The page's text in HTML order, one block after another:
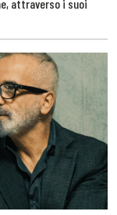
attraverso i suoi